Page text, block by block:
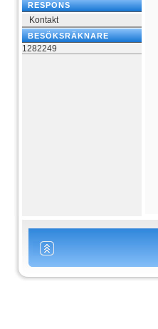
RESPONS
Kontakt
BESÖKSRÄKNARE
1282249